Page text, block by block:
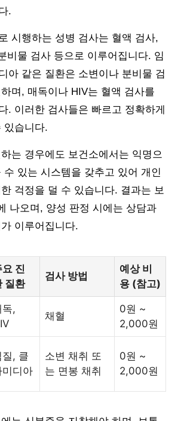
.
시행하는 성병 검사는 혈액 검사,
비물 검사 등으로 이루어집니다. 임
아 같은 질환은 소변이나 분비물 검
며, 매독이나 HIV는 혈액 검사를
. 이러한 검사들은 빠르고 정확하게
있습니다.
는 경우에도 보건소에서는 익명으
수 있는 시스템을 갖추고 있어 개인
걱정을 덜 수 있습니다. 결과는 보
나오며, 양성 판정 시에는 상담과
이루어집니다.
요 진
질환
검사 방법
예상 비
용 (참고)
독,
채혈
0원 ~
2,000원
질, 클
미디아
소변 채취 또
는 면봉 채취
0원 ~
2,000원